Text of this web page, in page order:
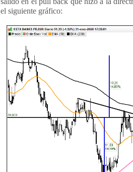
el siguiente gráfico: